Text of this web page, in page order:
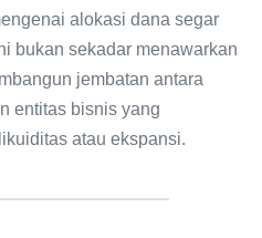
alokasi dana segar
bukan sekadar menawarkan
jembatan antara
entitas bisnis yang
atau ekspansi.